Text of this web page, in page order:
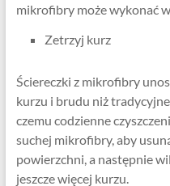
mikrofibry może wykonać
Zetrzyj kurz
Ściereczki z mikrofibry
kurzu i brudu niż
czemu codzienne
suchej mikrofibry, aby
powierzchni, a następnie
jeszcze więcej kurzu.